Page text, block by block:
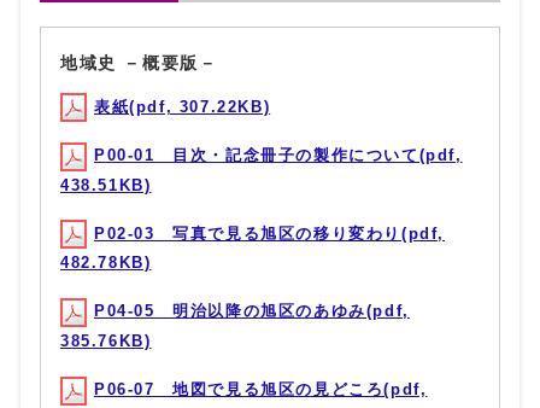
地域史 －概要版－
表紙(pdf, 307.22KB)
P00-01 目次・記念冊子の製作について(pdf,
438.51KB)
P02-03 写真で見る旭区の移り変わり(pdf,
482.78KB)
P04-05 明治以降の旭区のあゆみ(pdf,
385.76KB)
P06-07 地図で見る旭区の見どころ(pdf,